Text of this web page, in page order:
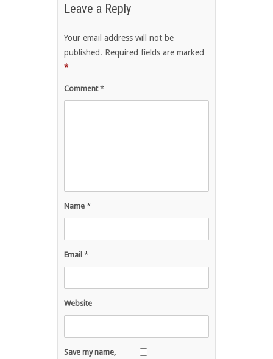
Leave a Reply
Your email address will not be
published. Required fields are marked
*
Comment*
Name *
Email *
Website
Save my name,